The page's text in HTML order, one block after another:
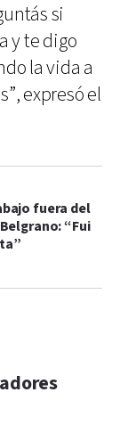
si
y te digo
la vida a
expresó el
fuera del
“Fui